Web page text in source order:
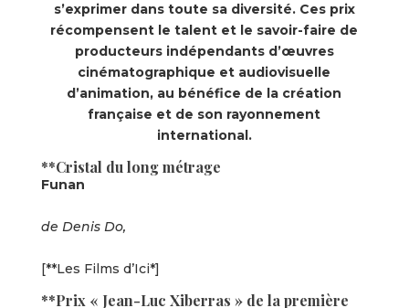
s’exprimer dans toute sa diversité. Ces prix
récompensent le talent et le savoir-faire de
producteurs indépendants d’œuvres
cinématographique et audiovisuelle
d’animation, au bénéfice de la création
française et de son rayonnement
international.
**Cristal du long métrage
Funan
de Denis Do,
[**Les Films d’Ici*]
**Prix « Jean-Luc Xiberras » de la première